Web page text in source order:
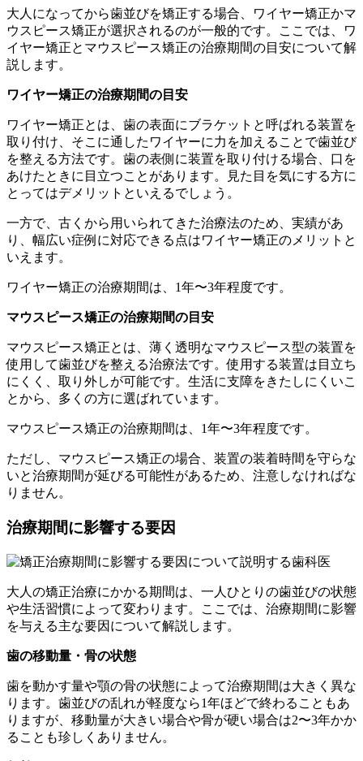
大人になってから歯並びを矯正する場合、ワイヤー矯正かマ
ウスピース矯正が選択されるのが一般的です。ここでは、ワ
イヤー矯正とマウスピース矯正の治療期間の目安について解
説します。
ワイヤー矯正の治療期間の目安
ワイヤー矯正とは、歯の表面にブラケットと呼ばれる装置を
取り付け、そこに通したワイヤーに力を加えることで歯並び
を整える方法です。歯の表側に装置を取り付ける場合、口を
あけたときに目立つことがあります。見た目を気にする方に
とってはデメリットといえるでしょう。
一方で、古くから用いられてきた治療法のため、実績があ
り、幅広い症例に対応できる点はワイヤー矯正のメリットと
いえます。
ワイヤー矯正の治療期間は、1年〜3年程度です。
マウスピース矯正の治療期間の目安
マウスピース矯正とは、薄く透明なマウスピース型の装置を
使用して歯並びを整える治療法です。使用する装置は目立ち
にくく、取り外しが可能です。生活に支障をきたしにくいこ
とから、多くの方に選ばれています。
マウスピース矯正の治療期間は、1年〜3年程度です。
ただし、マウスピース矯正の場合、装置の装着時間を守らな
いと治療期間が延びる可能性があるため、注意しなければな
りません。
治療期間に影響する要因
大人の矯正治療にかかる期間は、一人ひとりの歯並びの状態
や生活習慣によって変わります。ここでは、治療期間に影響
を与える主な要因について解説します。
歯の移動量・骨の状態
歯を動かす量や顎の骨の状態によって治療期間は大きく異な
ります。歯並びの乱れが軽度なら1年ほどで終わることもあ
りますが、移動量が大きい場合や骨が硬い場合は2〜3年かか
ることも珍しくありません。